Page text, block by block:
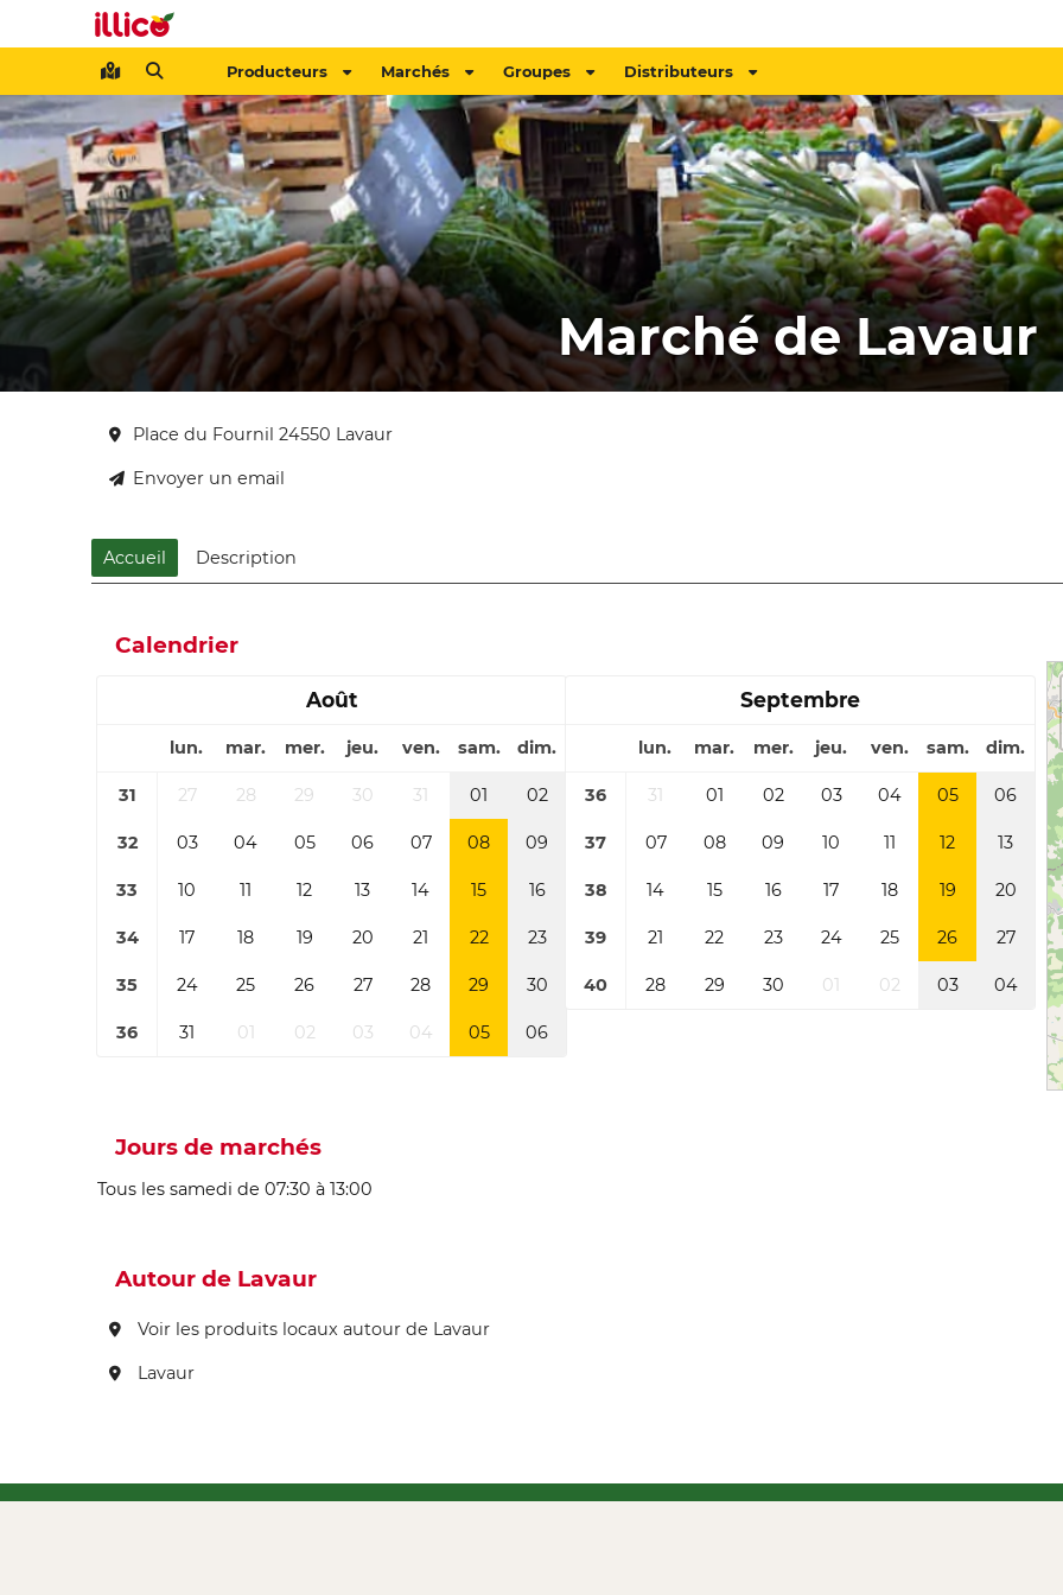
Producteurs Marchés Groupes Distributeurs
Marché de Lavaur
Place du Fournil 24550 Lavaur
Envoyer un email
Accueil Description
Calendrier
Août
lun. mar. mer. jeu. ven. sam. dim.
31 27 28 29 30 31 01 02
32 03 04 05 06 07 08 09
33 10 11 12 13 14 15 16
34 17 18 19 20 21 22 23
35 24 25 26 27 28 29 30
36 31 01 02 03 04 05 06
Septembre
lun. mar. mer. jeu. ven. sam. dim.
36 31 01 02 03 04 05 06
37 07 08 09 10 11 12 13
38 14 15 16 17 18 19 20
39 21 22 23 24 25 26 27
40 28 29 30 01 02 03 04
Jours de marchés
Tous les samedi de 07:30 à 13:00
Autour de Lavaur
Voir les produits locaux autour de Lavaur
Lavaur